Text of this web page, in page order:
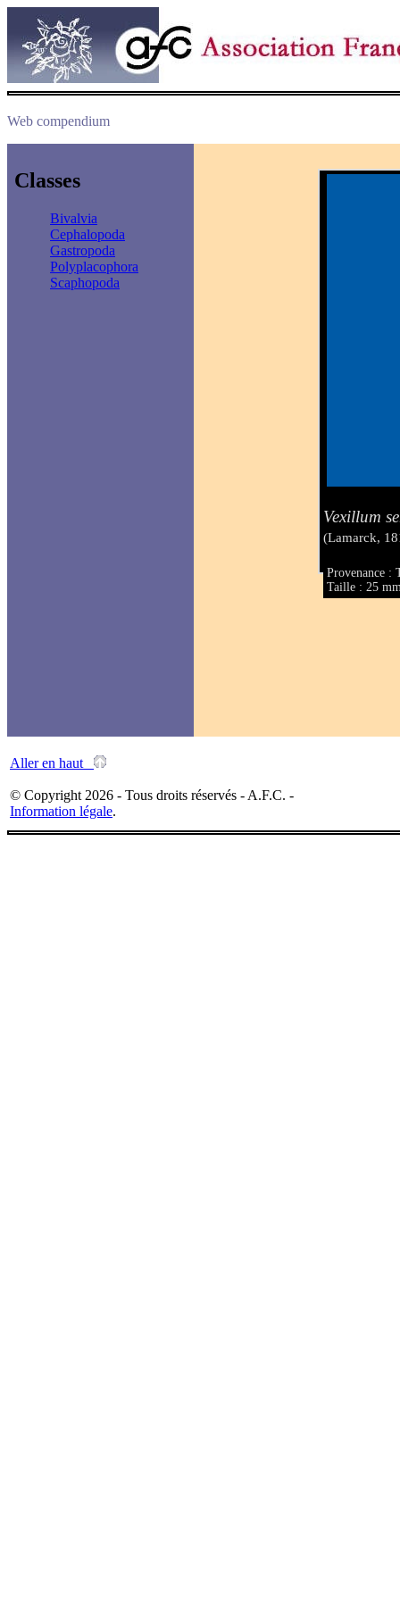
Web compendium
Classes
Bivalvia
Cephalopoda
Gastropoda
Polyplacophora
Scaphopoda
Vexillum
(Lamarck,
Provenance :
Taille : 25
Aller en haut
© Copyright 2026 - Tous droits réservés - A.F.C. -
Information légale.